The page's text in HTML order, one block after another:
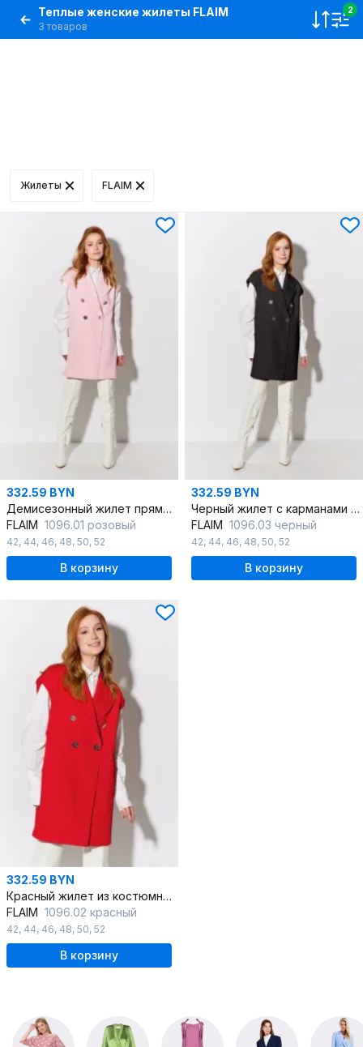
Теплые женские жилеты FLAIM
3 товаров
2
Жилеты FLAIM
332.59 BYN
Демисезонный жилет прямого кроя из костюмной ткани
FLAIM 1096.01 розовый
42, 44, 46, 48, 50, 52
В корзину
332.59 BYN
Черный жилет с карманами из костюмной ткани
FLAIM 1096.03 черный
42, 44, 46, 48, 50, 52
В корзину
332.59 BYN
Красный жилет из костюмной ткани с двубортной застежкой
FLAIM 1096.02 красный
42, 44, 46, 48, 50, 52
В корзину